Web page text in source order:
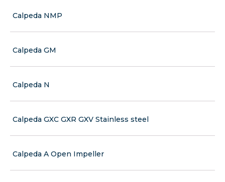
Calpeda NMP
Calpeda GM
Calpeda N
Calpeda GXC GXR GXV Stainless steel
Calpeda A Open Impeller